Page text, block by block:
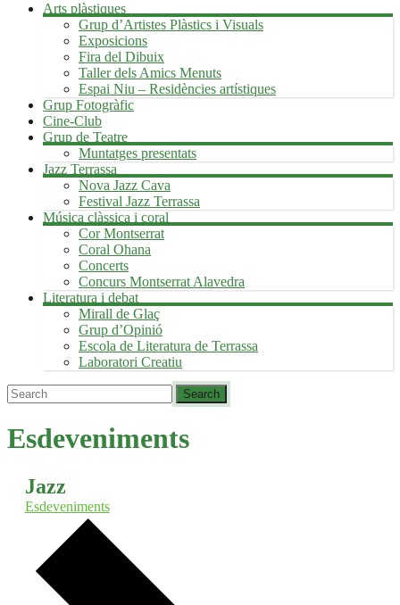
Arts plàstiques
Grup d’Artistes Plàstics i Visuals
Exposicions
Fira del Dibuix
Taller dels Amics Menuts
Espai Niu – Residències artístiques
Grup Fotogràfic
Cine-Club
Grup de Teatre
Muntatges presentats
Jazz Terrassa
Nova Jazz Cava
Festival Jazz Terrassa
Música clàssica i coral
Cor Montserrat
Coral Ohana
Concerts
Concurs Montserrat Alavedra
Literatura i debat
Mirall de Glaç
Grup d’Opinió
Escola de Literatura de Terrassa
Laboratori Creatiu
Esdeveniments
Jazz
Esdeveniments